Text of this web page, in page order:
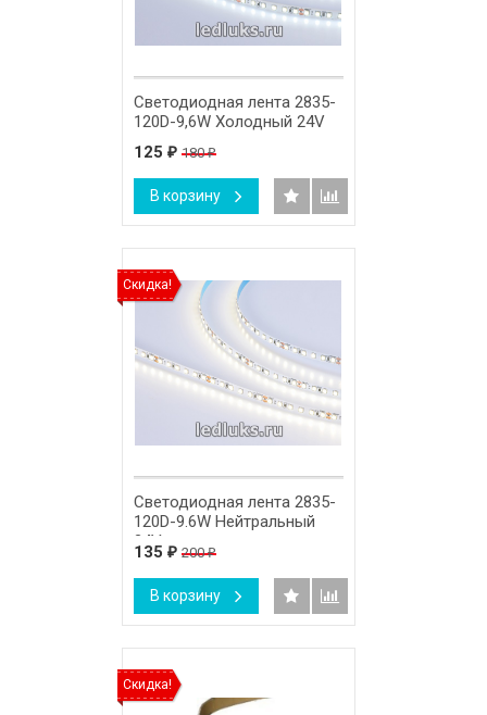
Светодиодная лента 2835-
120D-9,6W Холодный 24V
125 ₽ 180₽
В корзину
Скидка!
Светодиодная лента 2835-
120D-9.6W Нейтральный
24V
135 ₽ 200₽
В корзину
Скидка!